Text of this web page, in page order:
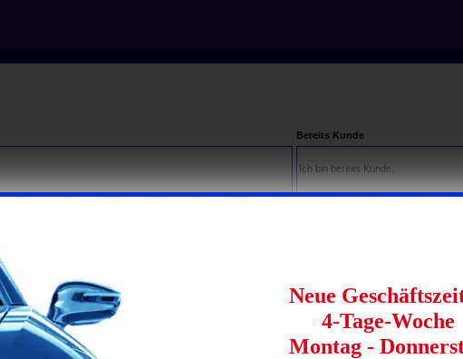
Bereits Kunde
in der Lage schneller zu bestellen, kennen jederzeit den
aktuelle Übersicht über Ihre bisherigen Bestellungen.
Ich bin bereits Kunde.
eMail-Adresse:
Sie haben Ihr Passwort
Neue
4-Tage-Woche
Montag -